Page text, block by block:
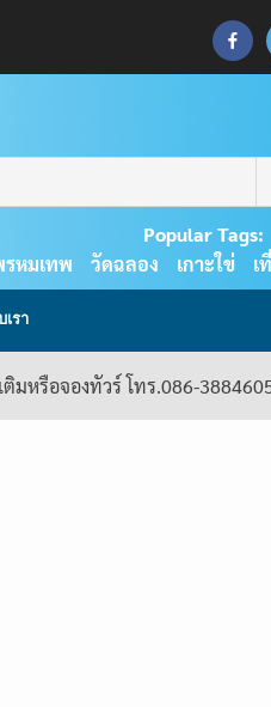
CHECKOUT
SAMPLE
บทความ
ยินดี
PHUKET
เกี่ยว
แพ็คเกจ
Popular Tags:
หมเทพ
วัดฉลอง เกาะใข่ เ
เรา
หรือจองทัวร์ โทร.086-